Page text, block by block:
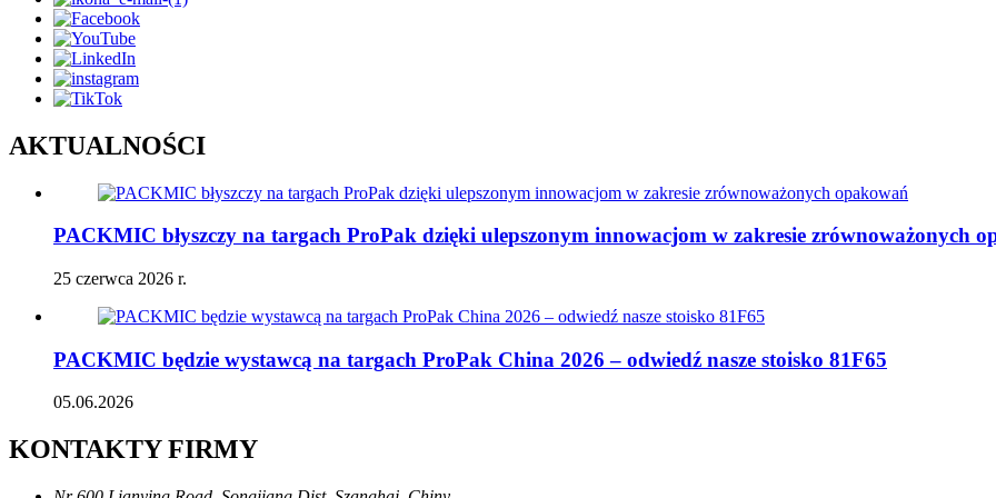
AKTUALNOŚCI
PACKMIC błyszczy na targach ProPak dzięki ulepszonym innowacjom w zakresie zrównoważonych
25 czerwca 2026 r.
PACKMIC będzie wystawcą na targach ProPak China 2026 – odwiedź nasze stoisko 81F65
05.06.2026
KONTAKTY FIRMY